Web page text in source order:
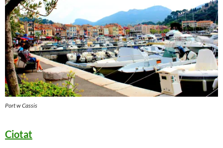
Port w Cassis
Ciotat